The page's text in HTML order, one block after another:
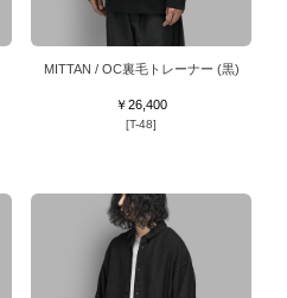
MITTAN / OC裏毛トレーナー (黒)
￥26,400
[T-48]